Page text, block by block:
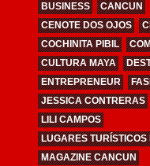
BUSINESS
CANCUN
CENOTE DOS OJOS
COCHINITA PIBIL
CULTURA MAYA
ENTREPRENEUR
JESSICA CONTRERAS
LILI CAMPOS
LUGARES
MAGAZINE CANCUN